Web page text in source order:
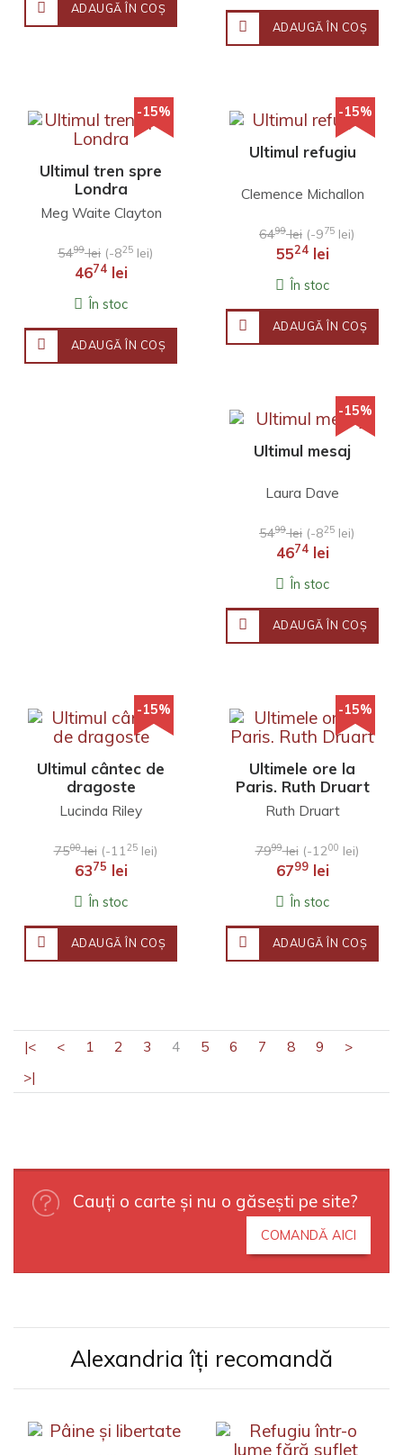
ADAUGĂ ÎN COŞ
ADAUGĂ ÎN COŞ
-15%
Ultimul tren spre
Londra
Meg Waite Clayton
5499lei (-825 lei)
4674lei
În stoc
ADAUGĂ ÎN COŞ
-15%
Ultimul refugiu
Clemence Michallon
6499lei (-975 lei)
5524lei
În stoc
ADAUGĂ ÎN COŞ
-15%
Ultimul mesaj
Laura Dave
5499lei (-825 lei)
4674lei
În stoc
ADAUGĂ ÎN COŞ
-15%
Ultimul cântec de
dragoste
Lucinda Riley
7500lei (-1125lei)
6375 lei
În stoc
ADAUGĂ ÎN COŞ
-15%
Ultimele ore la
Paris. Ruth Druart
Ruth Druart
7999lei (-1200 lei)
6799lei
În stoc
ADAUGĂ ÎN COŞ
|< < 1 2 3 4 5 6 7 8 9
>
>|
Cauți o carte și nu o găsești pe site?
COMANDĂ AICI
Alexandria îți recomandă